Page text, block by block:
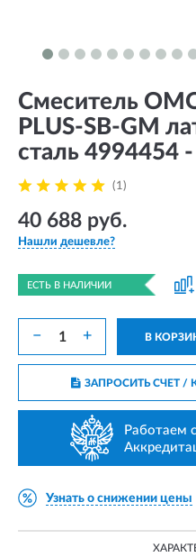
Смеситель
PLUS-SB-GM
сталь 4994454
(1)
40 688 руб.
Нашли дешевле?
ЕСТЬ В НАЛИЧИИ
− + В
ЗАПРОСИТЬ СЧЕТ /
Работаем
Узнать о снижении цены